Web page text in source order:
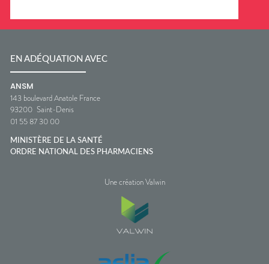
EN ADÉQUATION AVEC
ANSM
143 boulevard Anatole France
93200 Saint-Denis
01 55 87 30 00
MINISTÈRE DE LA SANTÉ
ORDRE NATIONAL DES PHARMACIENS
Une création Valwin